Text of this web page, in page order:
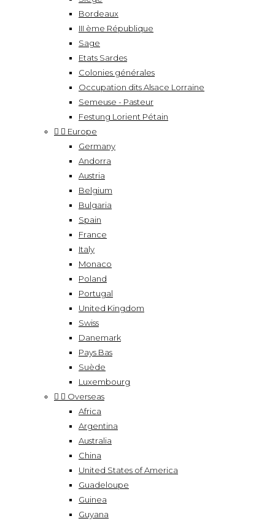
Bordeaux
III ème République
Sage
Etats Sardes
Colonies générales
Occupation dits Alsace Lorraine
Semeuse - Pasteur
Festung Lorient Pétain
  Europe
Germany
Andorra
Austria
Belgium
Bulgaria
Spain
France
Italy
Monaco
Poland
Portugal
United Kingdom
Swiss
Danemark
Pays Bas
Suède
Luxembourg
  Overseas
Africa
Argentina
Australia
China
United States of America
Guadeloupe
Guinea
Guyana